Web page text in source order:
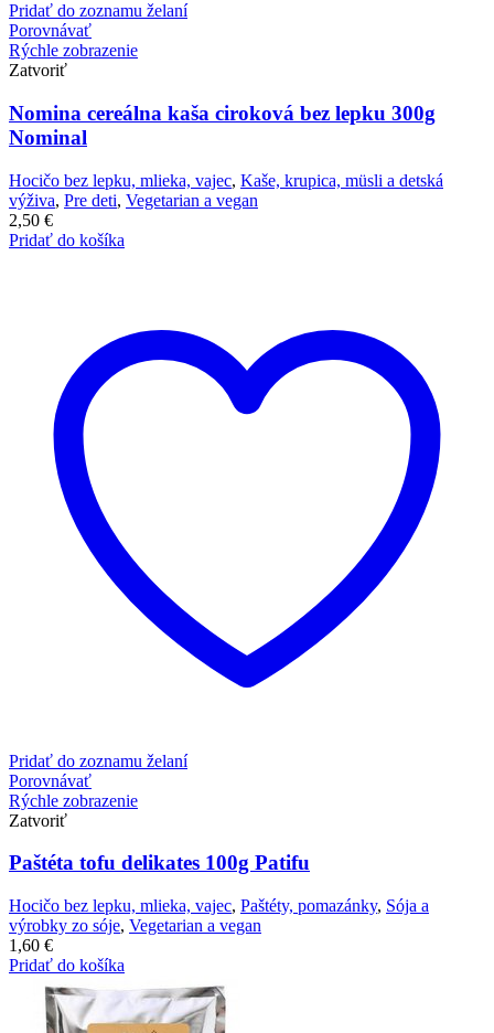
Pridať do zoznamu želaní
Porovnávať
Rýchle zobrazenie
Zatvoriť
Nomina cereálna kaša ciroková bez lepku 300g
Nominal
Hocičo bez lepku, mlieka, vajec, Kaše, krupica, müsli a detská
výživa, Pre deti, Vegetarian a vegan
2,50 €
Pridať do košíka
Pridať do zoznamu želaní
Porovnávať
Rýchle zobrazenie
Zatvoriť
Paštéta tofu delikates 100g Patifu
Hocičo bez lepku, mlieka, vajec, Paštéty, pomazánky, Sója a
výrobky zo sóje, Vegetarian a vegan
1,60 €
Pridať do košíka